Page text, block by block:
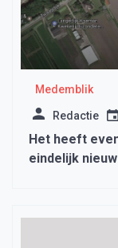
Medemblik
Redactie
Het heeft
eindelijk